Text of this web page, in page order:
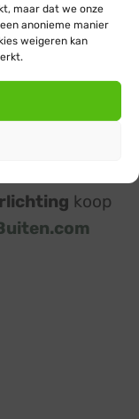
maar dat we onze
anonieme manier
weigeren kan
9,4op basis van
koop